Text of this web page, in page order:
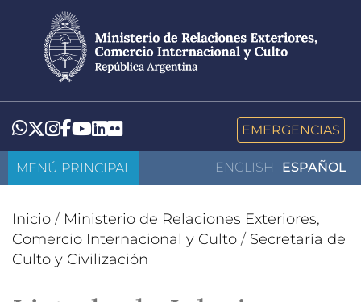
contenido
principal
Whatsapp
Twitter
Instagram
Facebook
YouTube
LinkedIn
Flickr EMERGENCIAS
ENGLISH ESPAÑOL
MENÚ PRINCIPAL
Inicio / Ministerio de Relaciones Exteriores,
Comercio Internacional y Culto / Secretaría de
Culto y Civilización